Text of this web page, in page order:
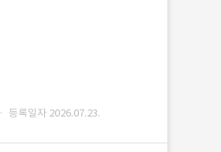
· 등록일자 2026.07.23.